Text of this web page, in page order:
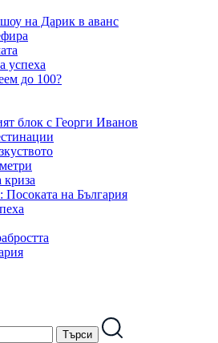
на Дарик в аванс
успеха
до 100?
блок с Георги Иванов
криза
Посоката на България